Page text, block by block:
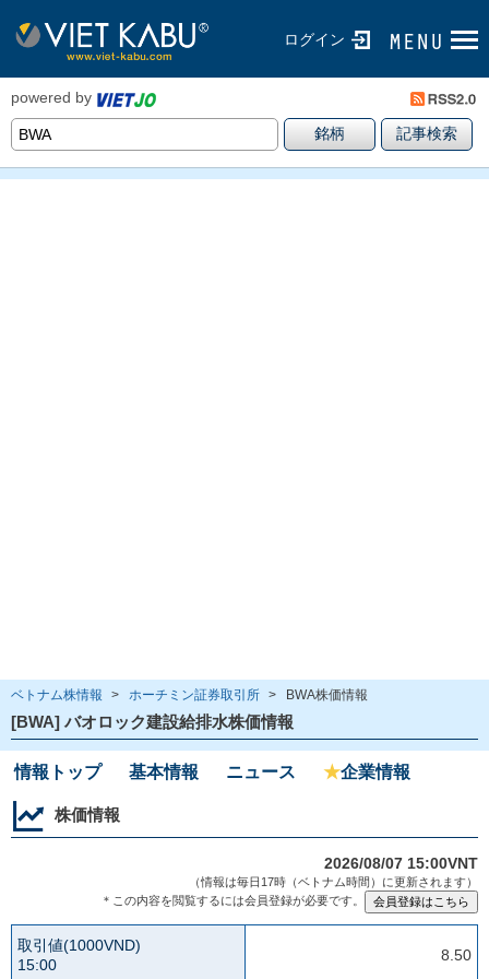
ログイン
powered by
ベトナム株情報 > ホーチミン証券取引所 > BWA株価情報
[BWA] バオロック建設給排水株価情報
情報トップ 基本情報 ニュース ★企業情報
株価情報
2026/08/07 15:00VNT
（情報は毎日17時（ベトナム時間）に更新されます）
＊この内容を閲覧するには会員登録が必要です。
取引値(1000VND)
15:00
8.50